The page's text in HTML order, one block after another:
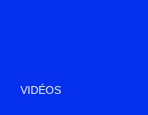
VIDÉOS